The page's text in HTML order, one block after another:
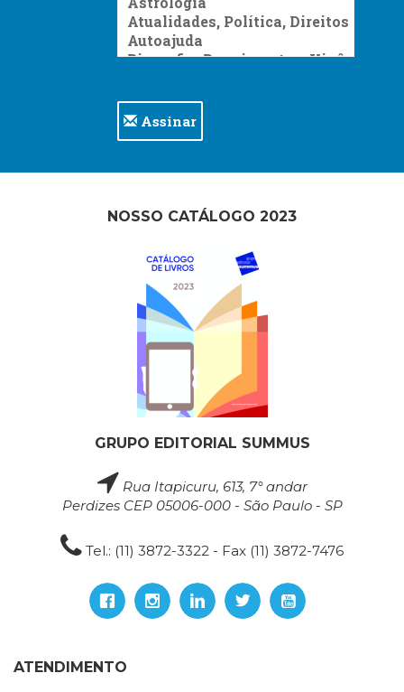
Assinar
NOSSO CATÁLOGO 2023
GRUPO EDITORIAL SUMMUS
Rua Itapicuru, 613, 7° andar
Perdizes CEP 05006-000 - São Paulo - SP
Tel.: (11) 3872-3322 - Fax (11) 3872-7476
ATENDIMENTO